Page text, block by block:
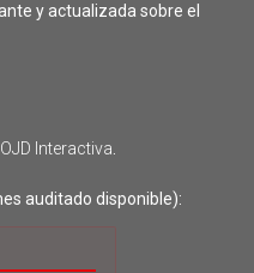
y actualizada sobre el
OJD Interactiva
auditado disponible):